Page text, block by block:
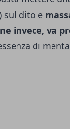
sul dito e
invece, va
di